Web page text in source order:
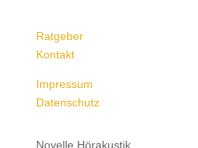
Ratgeber
Kontakt
Impressum
Datenschutz
Novelle Hörakustik